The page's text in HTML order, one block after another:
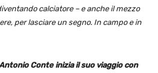
calciatore – e anche il mezzo
per lasciare un segno. In campo e in
Conte inizia il suo viaggio con